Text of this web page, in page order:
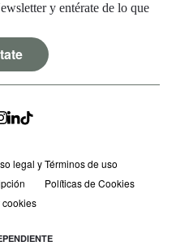
y entérate de lo que
legal y Términos de uso
Políticas de Cookies